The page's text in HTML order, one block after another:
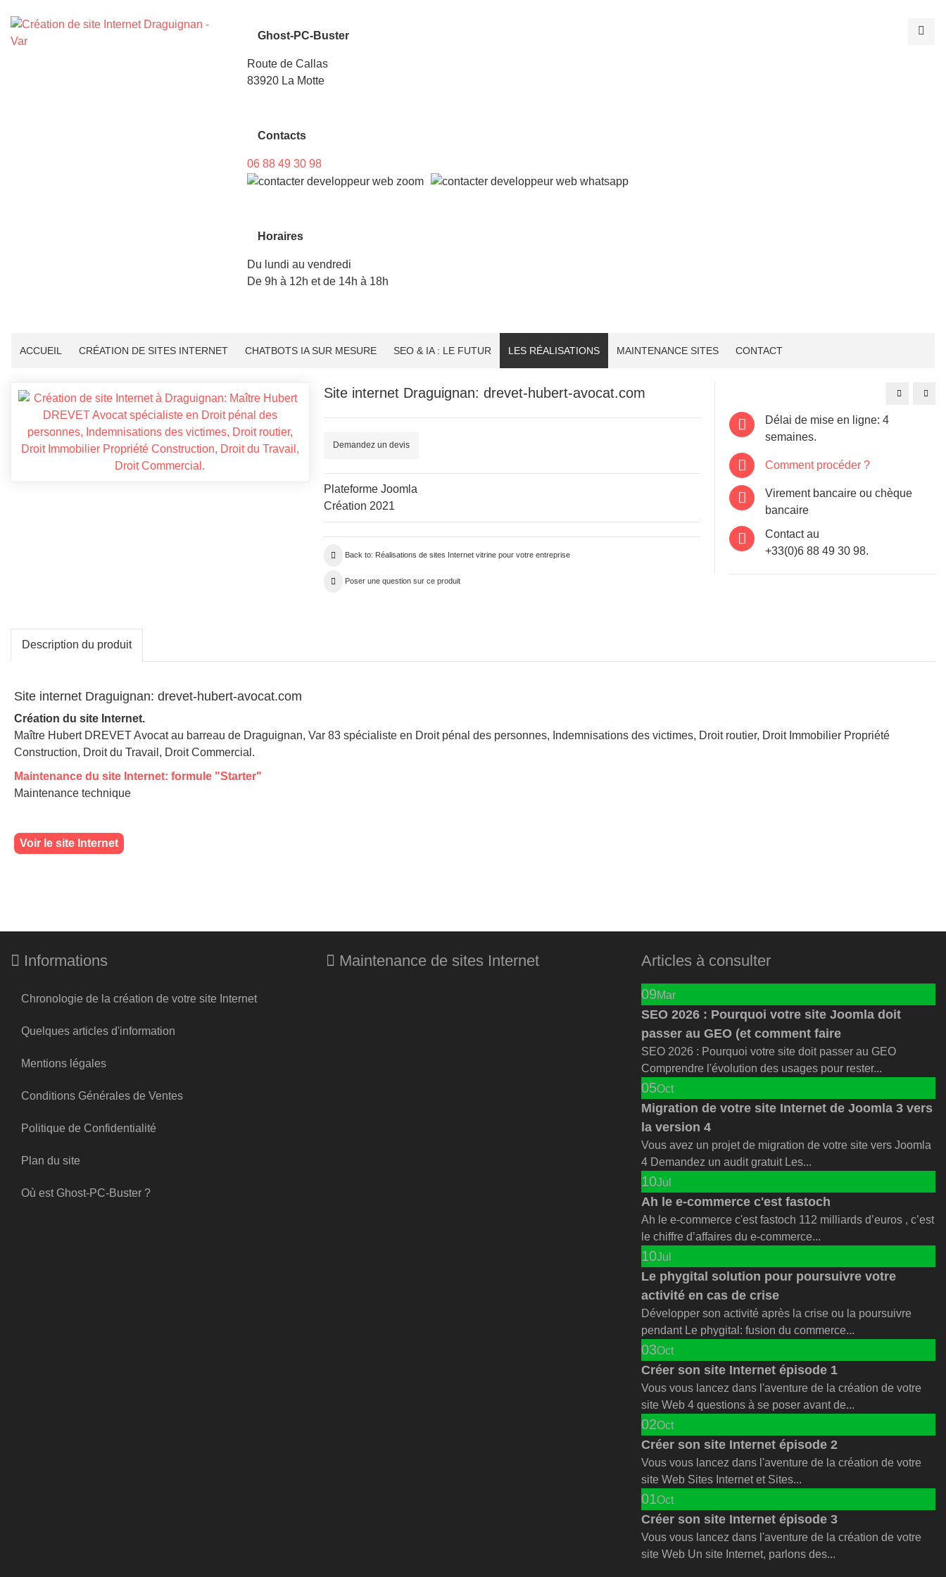
Ghost-PC-Buster
Route de Callas
83920 La Motte
Contacts
06 88 49 30 98
Horaires
Du lundi au vendredi
De 9h à 12h et de 14h à 18h
ACCUEIL CRÉATION DE SITES INTERNET CHATBOTS IA SUR MESURE SEO & IA : LE FUTUR LES RÉALISATIONS MAINTENANCE SITES CONTACT
Site internet Draguignan: drevet-hubert-avocat.com
Demandez un devis
Plateforme Joomla
Création 2021
Back to: Réalisations de sites Internet vitrine pour votre entreprise
Poser une question sur ce produit
Site
Site
Délai de mise en ligne: 4
semaines.
Comment procéder ?
Virement bancaire ou chèque
bancaire
Contact au
+33(0)6 88 49 30 98.
Description du produit
Site internet Draguignan: drevet-hubert-avocat.com
Création du site Internet.
Maître Hubert DREVET Avocat au barreau de Draguignan, Var 83 spécialiste en Droit pénal des personnes, Indemnisations des victimes, Droit routier, Droit Immobilier Propriété
Construction, Droit du Travail, Droit Commercial.
Maintenance du site Internet: formule "Starter"
Maintenance technique
Voir le site Internet
Informations
Chronologie de la création de votre site Internet
Quelques articles d'information
Mentions légales
Conditions Générales de Ventes
Politique de Confidentialité
Plan du site
Où est Ghost-PC-Buster ?
Maintenance de sites Internet Articles à consulter
09Mar
SEO 2026 : Pourquoi votre site Joomla doit
passer au GEO (et comment faire
SEO 2026 : Pourquoi votre site doit passer au GEO
Comprendre l'évolution des usages pour rester...
05Oct
Migration de votre site Internet de Joomla 3 vers
la version 4
Vous avez un projet de migration de votre site vers Joomla
4 Demandez un audit gratuit Les...
10Jul
Ah le e-commerce c'est fastoch
Ah le e-commerce c'est fastoch 112 milliards d’euros , c’est
le chiffre d’affaires du e-commerce...
10Jul
Le phygital solution pour poursuivre votre
activité en cas de crise
Développer son activité après la crise ou la poursuivre
pendant Le phygital: fusion du commerce...
03Oct
Créer son site Internet épisode 1
Vous vous lancez dans l'aventure de la création de votre
site Web 4 questions à se poser avant de...
02Oct
Créer son site Internet épisode 2
Vous vous lancez dans l'aventure de la création de votre
site Web Sites Internet et Sites...
01Oct
Créer son site Internet épisode 3
Vous vous lancez dans l'aventure de la création de votre
site Web Un site Internet, parlons des...